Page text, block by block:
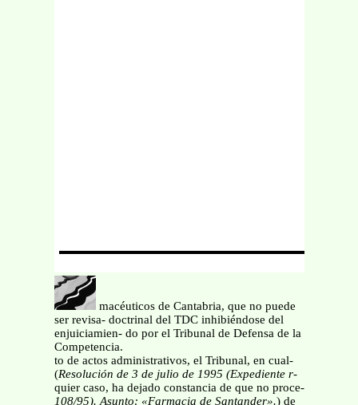
macéuticos de Cantabria, que no puede
ser revisa- doctrinal del TDC inhibiéndose del
enjuiciamien- do por el Tribunal de Defensa de la
Competencia.
to de actos administrativos, el Tribunal, en cual-
(Resolución de 3 de julio de 1995 (Expediente r-
quier caso, ha dejado constancia de que no proce-
108/95). Asunto: «Farmacia de Santander».) de